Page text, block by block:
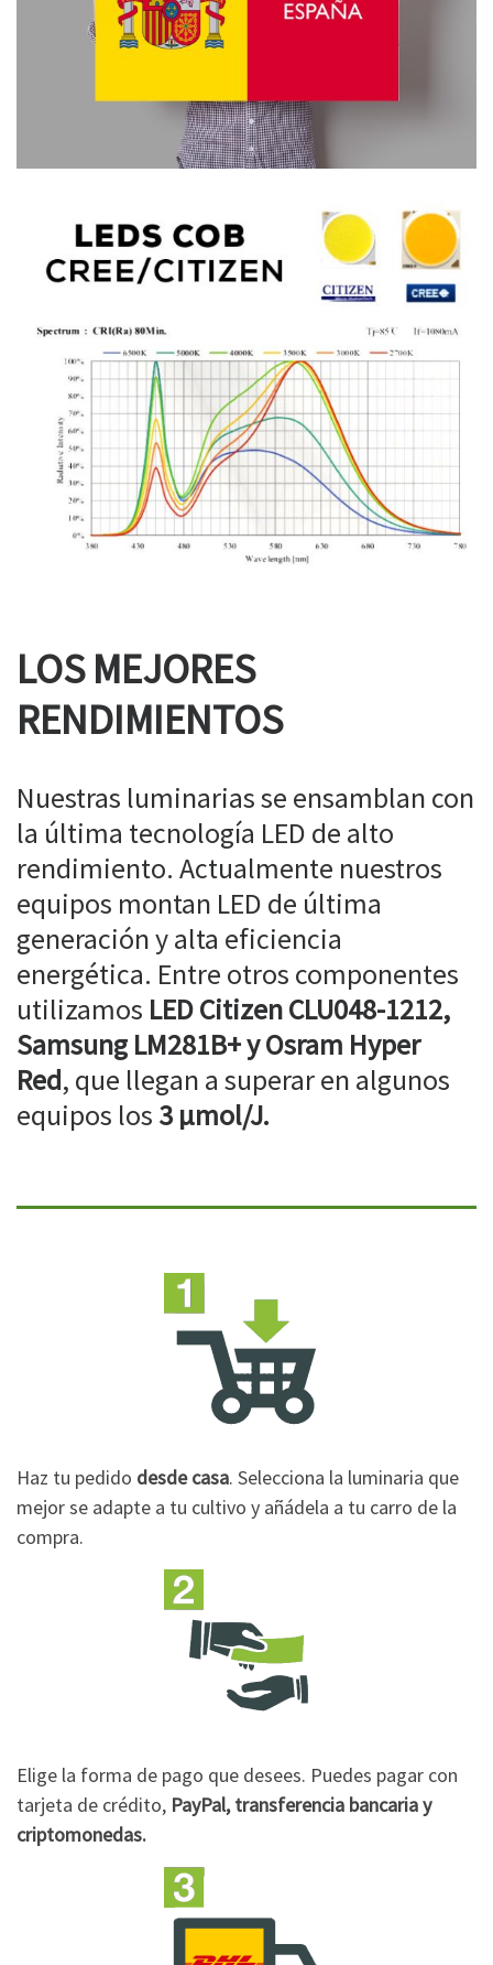
LOS MEJORES
RENDIMIENTOS
Nuestras luminarias se ensamblan con
la última tecnología LED de alto
rendimiento. Actualmente nuestros
equipos montan LED de última
generación y alta eficiencia
energética. Entre otros componentes
utilizamos LED Citizen CLU048-1212,
Samsung LM281B+ y Osram Hyper
Red, que llegan a superar en algunos
equipos los 3 µmol/J.
Haz tu pedido desde casa. Selecciona la luminaria que
mejor se adapte a tu cultivo y añádela a tu carro de la
compra.
Elige la forma de pago que desees. Puedes pagar con
tarjeta de crédito, PayPal, transferencia bancaria y
criptomonedas.